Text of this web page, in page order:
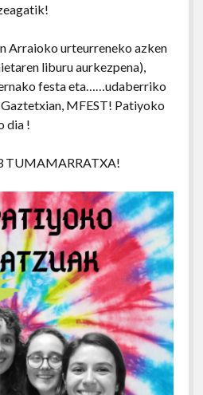
Arraioko urteurreneko azken
liburu aurkezpena),
festa eta……udaberriko
MFEST! Patiyoko
dia !
TUMAMARRATXA!